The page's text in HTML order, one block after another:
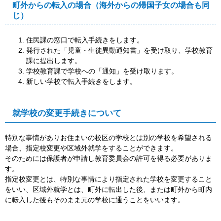
町外からの転入の場合（海外からの帰国子女の場合も同
じ）
住民課の窓口で転入手続きをします。
発行された「児童・生徒異動通知書」を受け取り、学校教育
課に提出します。
学校教育課で学校への「通知」を受け取ります。
新しい学校で転入手続きをします。
就学校の変更手続きについて
特別な事情がありお住まいの校区の学校とは別の学校を希望される
場合、指定校変更や区域外就学をすることができます。
そのためには保護者が申請し教育委員会の許可を得る必要がありま
す。
指定校変更とは、特別な事情により指定された学校を変更すること
をいい、区域外就学とは、町外に転出した後、または町外から町内
に転入した後もそのまま元の学校に通うことをいいます。